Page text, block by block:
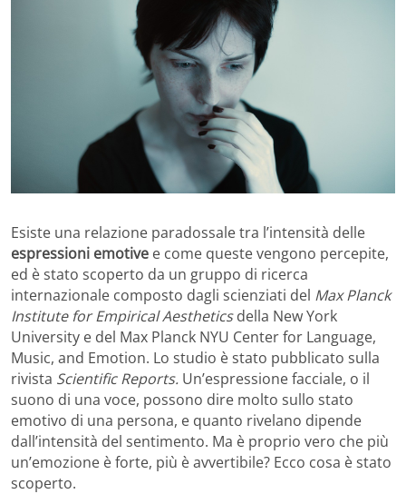
Esiste una relazione paradossale tra l’intensità delle
espressioni emotive e come queste vengono percepite,
ed è stato scoperto da un gruppo di ricerca
internazionale composto dagli scienziati del Max Planck
Institute for Empirical Aestheticsdella New York
University e del Max Planck NYU Center for Language,
Music, and Emotion. Lo studio è stato pubblicato sulla
rivista Scientific Reports. Un’espressione facciale, o il
suono di una voce, possono dire molto sullo stato
emotivo di una persona, e quanto rivelano dipende
dall’intensità del sentimento. Ma è proprio vero che più
un’emozione è forte, più è avvertibile? Ecco cosa è stato
scoperto.